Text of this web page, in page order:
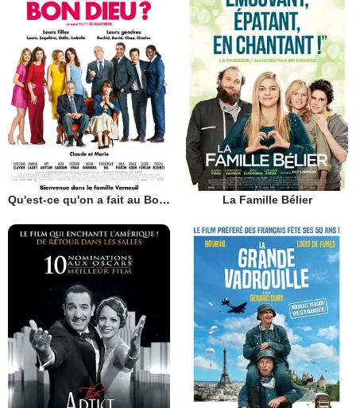
Qu'est-ce qu'on a fait au Bon Dieu? La Famille Bélier